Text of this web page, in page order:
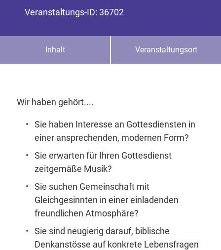
Veranstaltungs-ID: 36702
Inhalt Veranstaltungsort
Wir haben gehört....
Sie haben Interesse an Gottesdiensten in
einer ansprechenden, modernen Form?
Sie erwarten für Ihren Gottesdienst
zeitgemäße Musik?
Sie suchen Gemeinschaft mit
Gleichgesinnten in einer einladenden
freundlichen Atmosphäre?
Sie sind neugierig darauf, biblische
Denkanstösse auf konkrete Lebensfragen